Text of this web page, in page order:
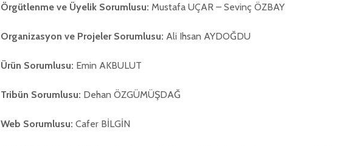
Örgütlenme ve Üyelik Sorumlusu: Mustafa UÇAR – Sevinç ÖZBAY
Organizasyon ve Projeler Sorumlusu: Ali Ihsan AYDOĞDU
Ürün Sorumlusu: Emin AKBULUT
Tribün Sorumlusu: Dehan ÖZGÜMÜŞDAĞ
Web Sorumlusu: Cafer BİLGİN